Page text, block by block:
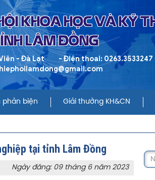
KHOA HỌC VÀ KỸ
LÂM ĐỒNG
- Đà Lạt - Điện thoai: 0263.3533247
phản biện Giải thưởng KH&CN
tại tỉnh Lâm Đồng
Ngày đăng: 09 tháng 6 năm 2023